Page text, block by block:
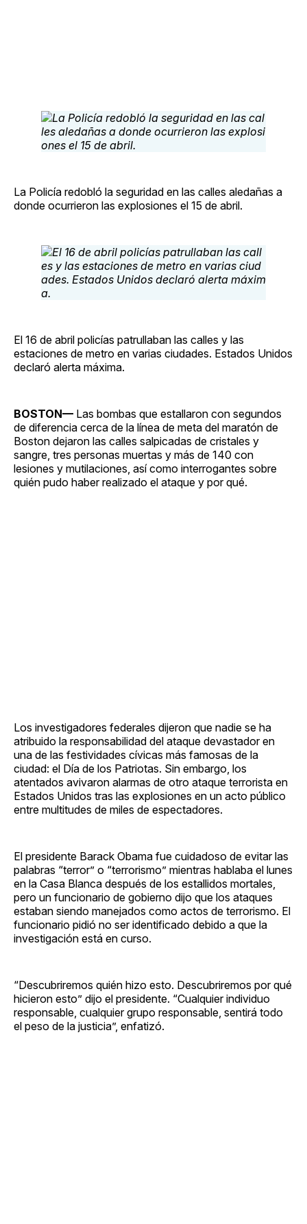
La Policía redobló la seguridad en las calles aledañas a
donde ocurrieron las explosiones el 15 de abril.
El 16 de abril policías patrullaban las calles y las
estaciones de metro en varias ciudades. Estados Unidos
declaró alerta máxima.
BOSTON— Las bombas que estallaron con segundos
de diferencia cerca de la línea de meta del maratón de
Boston dejaron las calles salpicadas de cristales y
sangre, tres personas muertas y más de 140 con
lesiones y mutilaciones, así como interrogantes sobre
quién pudo haber realizado el ataque y por qué.
Los investigadores federales dijeron que nadie se ha
atribuido la responsabilidad del ataque devastador en
una de las festividades cívicas más famosas de la
ciudad: el Día de los Patriotas. Sin embargo, los
atentados avivaron alarmas de otro ataque terrorista en
Estados Unidos tras las explosiones en un acto público
entre multitudes de miles de espectadores.
El presidente Barack Obama fue cuidadoso de evitar las
palabras “terror” o “terrorismo” mientras hablaba el lunes
en la Casa Blanca después de los estallidos mortales,
pero un funcionario de gobierno dijo que los ataques
estaban siendo manejados como actos de terrorismo. El
funcionario pidió no ser identificado debido a que la
investigación está en curso.
“Descubriremos quién hizo esto. Descubriremos por qué
hicieron esto” dijo el presidente. “Cualquier individuo
responsable, cualquier grupo responsable, sentirá todo
el peso de la justicia”, enfatizó.